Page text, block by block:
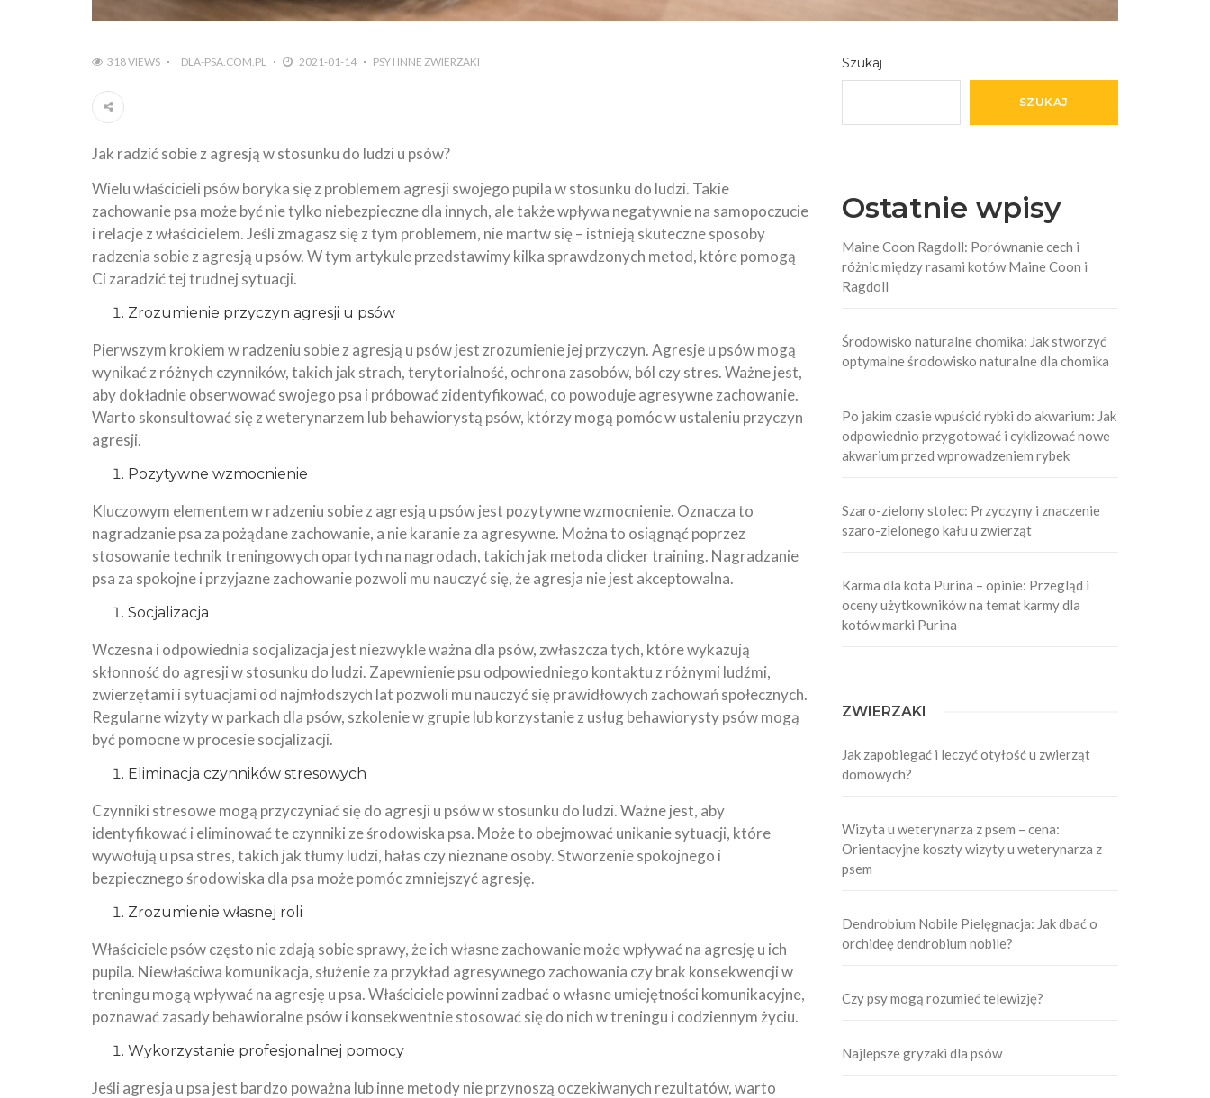
318 VIEWS DLA-PSA.COM.PL 2021-01-14 PSY I INNE ZWIERZAKI
Jak radzić sobie z agresją w stosunku do ludzi u psów?
Wielu właścicieli psów boryka się z problemem agresji swojego pupila w stosunku do ludzi. Takie
zachowanie psa może być nie tylko niebezpieczne dla innych, ale także wpływa negatywnie na samopoczucie
i relacje z właścicielem. Jeśli zmagasz się z tym problemem, nie martw się – istnieją skuteczne sposoby
radzenia sobie z agresją u psów. W tym artykule przedstawimy kilka sprawdzonych metod, które pomogą
Ci zaradzić tej trudnej sytuacji.
Zrozumienie przyczyn agresji u psów
Pierwszym krokiem w radzeniu sobie z agresją u psów jest zrozumienie jej przyczyn. Agresje u psów mogą
wynikać z różnych czynników, takich jak strach, terytorialność, ochrona zasobów, ból czy stres. Ważne jest,
aby dokładnie obserwować swojego psa i próbować zidentyfikować, co powoduje agresywne zachowanie.
Warto skonsultować się z weterynarzem lub behawiorystą psów, którzy mogą pomóc w ustaleniu przyczyn
agresji.
Pozytywne wzmocnienie
Kluczowym elementem w radzeniu sobie z agresją u psów jest pozytywne wzmocnienie. Oznacza to
nagradzanie psa za pożądane zachowanie, a nie karanie za agresywne. Można to osiągnąć poprzez
stosowanie technik treningowych opartych na nagrodach, takich jak metoda clicker training. Nagradzanie
psa za spokojne i przyjazne zachowanie pozwoli mu nauczyć się, że agresja nie jest akceptowalna.
Socjalizacja
Wczesna i odpowiednia socjalizacja jest niezwykle ważna dla psów, zwłaszcza tych, które wykazują
skłonność do agresji w stosunku do ludzi. Zapewnienie psu odpowiedniego kontaktu z różnymi ludźmi,
zwierzętami i sytuacjami od najmłodszych lat pozwoli mu nauczyć się prawidłowych zachowań społecznych.
Regularne wizyty w parkach dla psów, szkolenie w grupie lub korzystanie z usług behawiorysty psów mogą
być pomocne w procesie socjalizacji.
Eliminacja czynników stresowych
Czynniki stresowe mogą przyczyniać się do agresji u psów w stosunku do ludzi. Ważne jest, aby
identyfikować i eliminować te czynniki ze środowiska psa. Może to obejmować unikanie sytuacji, które
wywołują u psa stres, takich jak tłumy ludzi, hałas czy nieznane osoby. Stworzenie spokojnego i
bezpiecznego środowiska dla psa może pomóc zmniejszyć agresję.
Zrozumienie własnej roli
Właściciele psów często nie zdają sobie sprawy, że ich własne zachowanie może wpływać na agresję u ich
pupila. Niewłaściwa komunikacja, służenie za przykład agresywnego zachowania czy brak konsekwencji w
treningu mogą wpływać na agresję u psa. Właściciele powinni zadbać o własne umiejętności komunikacyjne,
poznawać zasady behawioralne psów i konsekwentnie stosować się do nich w treningu i codziennym życiu.
Wykorzystanie profesjonalnej pomocy
Jeśli agresja u psa jest bardzo poważna lub inne metody nie przynoszą oczekiwanych rezultatów, warto
Szukaj
SZUKAJ
Ostatnie wpisy
Maine Coon Ragdoll: Porównanie cech i
różnic między rasami kotów Maine Coon i
Ragdoll
Środowisko naturalne chomika: Jak stworzyć
optymalne środowisko naturalne dla chomika
Po jakim czasie wpuścić rybki do akwarium: Jak
odpowiednio przygotować i cyklizować nowe
akwarium przed wprowadzeniem rybek
Szaro-zielony stolec: Przyczyny i znaczenie
szaro-zielonego kału u zwierząt
Karma dla kota Purina – opinie: Przegląd i
oceny użytkowników na temat karmy dla
kotów marki Purina
ZWIERZAKI
Jak zapobiegać i leczyć otyłość u zwierząt
domowych?
Wizyta u weterynarza z psem – cena:
Orientacyjne koszty wizyty u weterynarza z
psem
Dendrobium Nobile Pielęgnacja: Jak dbać o
orchideę dendrobium nobile?
Czy psy mogą rozumieć telewizję?
Najlepsze gryzaki dla psów